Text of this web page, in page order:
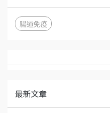
腸道免疫
最新文章